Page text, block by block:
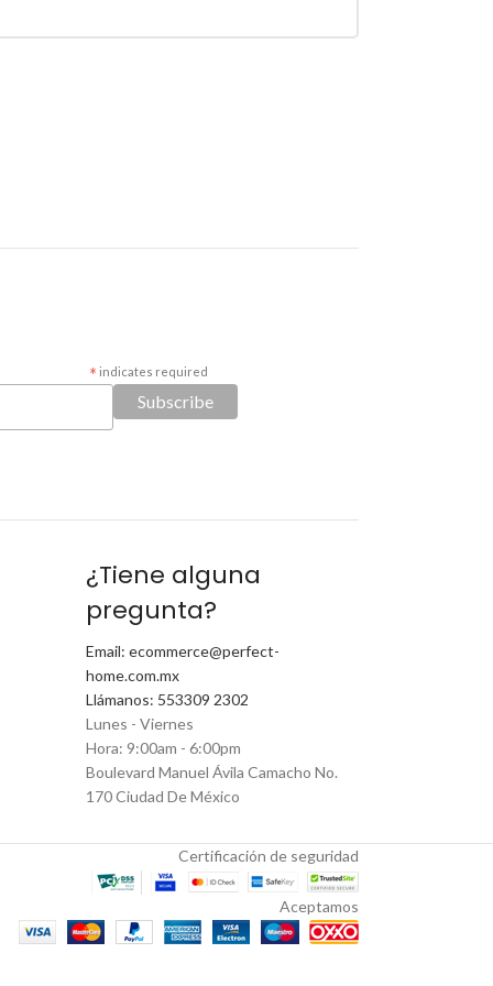
* indicates required
¿Tiene alguna
pregunta?
Email: ecommerce@perfect-
home.com.mx
Llámanos: 553309 2302
Lunes - Viernes
Hora: 9:00am - 6:00pm
Boulevard Manuel Ávila Camacho No.
170 Ciudad De México
Certificación de seguridad
Aceptamos